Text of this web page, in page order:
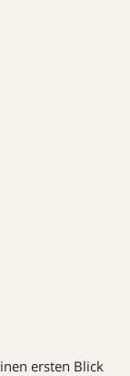
ersten Blick